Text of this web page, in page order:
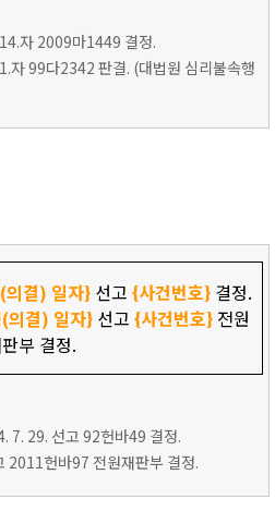
자 2009마1449 결정.
자 99다2342 판결. (대법원 심리불속행
의결) 일자}선고 {사건번호}결정.
의결) 일자}선고 {사건번호}전원
부 결정.
7. 29. 선고 92헌바49 결정.
2011헌바97 전원재판부 결정.